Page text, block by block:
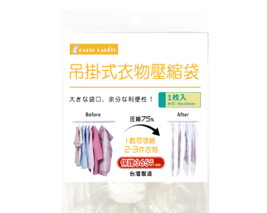
恩沛科技股份有限公司將有權停止該用戶之使用額度並採取法律行動。